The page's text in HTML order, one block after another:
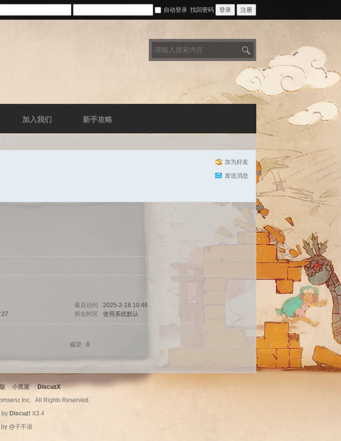
自动登录 找回密码 登录 注册
加入我们 新手攻略
加为好友
发送消息
最后访问
2025-2-18 10:46
所在时区 使用系统默认
威望
0
| 小黑屋 | DiscuzX
Inc. All Rights Reserved.
by Discuz! X3.4
@子不语